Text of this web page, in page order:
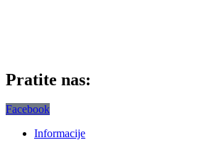
Pratite nas:
Facebook
Informacije